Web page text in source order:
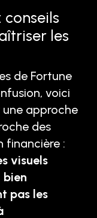
conseils
les
de Fortune
voici
une approche
des
financière :
visuels
bien
pas les